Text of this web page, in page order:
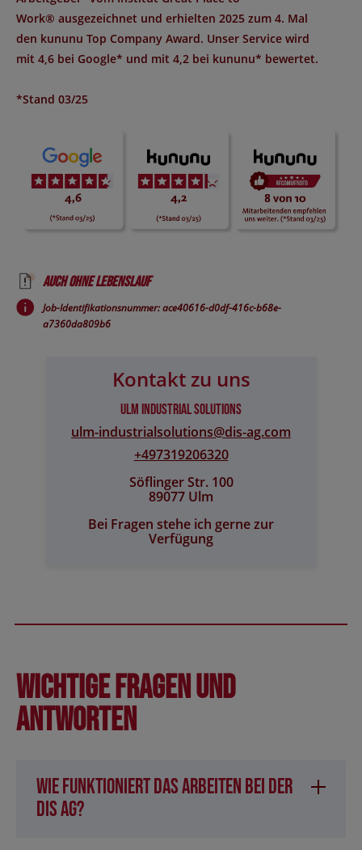
Work® ausgezeichnet und erhielten 2025 zum 4. Mal
den kununu Top Company Award. Unser Service wird
mit 4,6 bei Google* und mit 4,2 bei kununu* bewertet.
*Stand 03/25
Auch ohne Lebenslauf
Job-Identifikationsnummer: ace40616-d0df-416c-b68e-
a7360da809b6
Kontakt zu uns
Ulm Industrial Solutions
ulm-industrialsolutions@​dis-ag.com
+497319206320
Söflinger Str. 100
89077 Ulm
Bei Fragen stehe ich gerne zur
Verfügung
Wichtige Fragen und
Antworten
Wie funktioniert das Arbeiten bei der
DIS AG?